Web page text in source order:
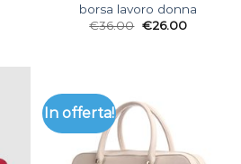
borsa lavoro donna
€36.00 €26.00
In offerta!